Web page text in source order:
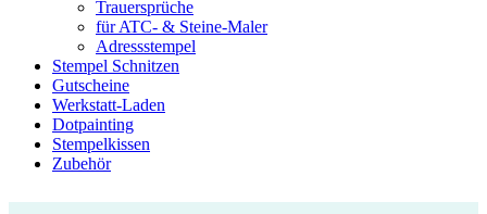
Trauersprüche
für ATC- & Steine-Maler
Adressstempel
Stempel Schnitzen
Gutscheine
Werkstatt-Laden
Dotpainting
Stempelkissen
Zubehör